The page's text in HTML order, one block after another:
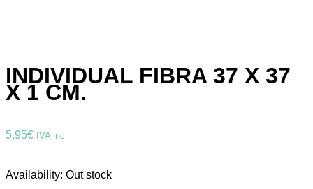
INDIVIDUAL FIBRA 37 X 37
X 1 CM.
5,95€ IVA inc
Availability: Out stock